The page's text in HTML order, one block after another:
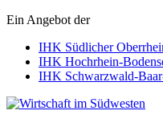
Ein Angebot der
IHK Südlicher
IHK Hochrhein-
IHK Schwarzwald-